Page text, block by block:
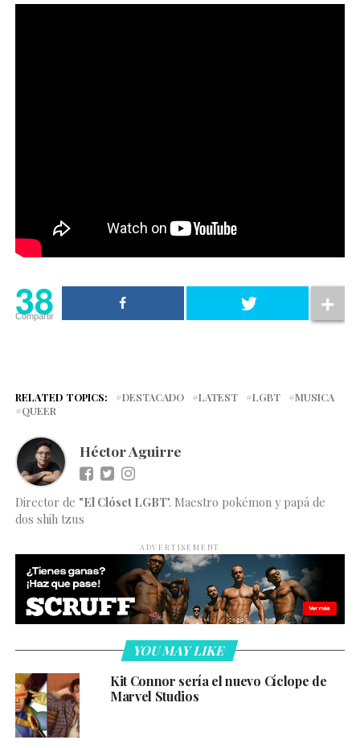
38
Compartir
RELATED TOPICS: DESTACADO LATEST LGBT
MUSICA
QUEER
Héctor Aguirre
Director de "El Clóset LGBT". Maestro pokémon y papá de
dos shih tzus
ADVERTISEMENT
YOU MAY LIKE
Kit Connor sería el nuevo Cíclope de
Marvel Studios